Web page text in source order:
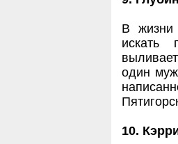
В жизни
искать
один
10.